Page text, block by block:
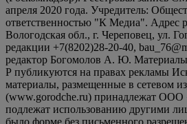
апреля 2020 года. Учредитель:
ответственностью "К Медиа". Адрес
Вологодская обл., г. Череповец, ул.
редакции +7(8202)28-20-40,
редактор Богомолов А. Ю.
Р публикуются на правах рекламы
материалы, размещенные в сетевом
(www.gorodche.ru) принадлежат
подлежат использованию другими
было форме без письменного